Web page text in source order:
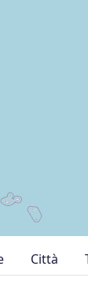
Città